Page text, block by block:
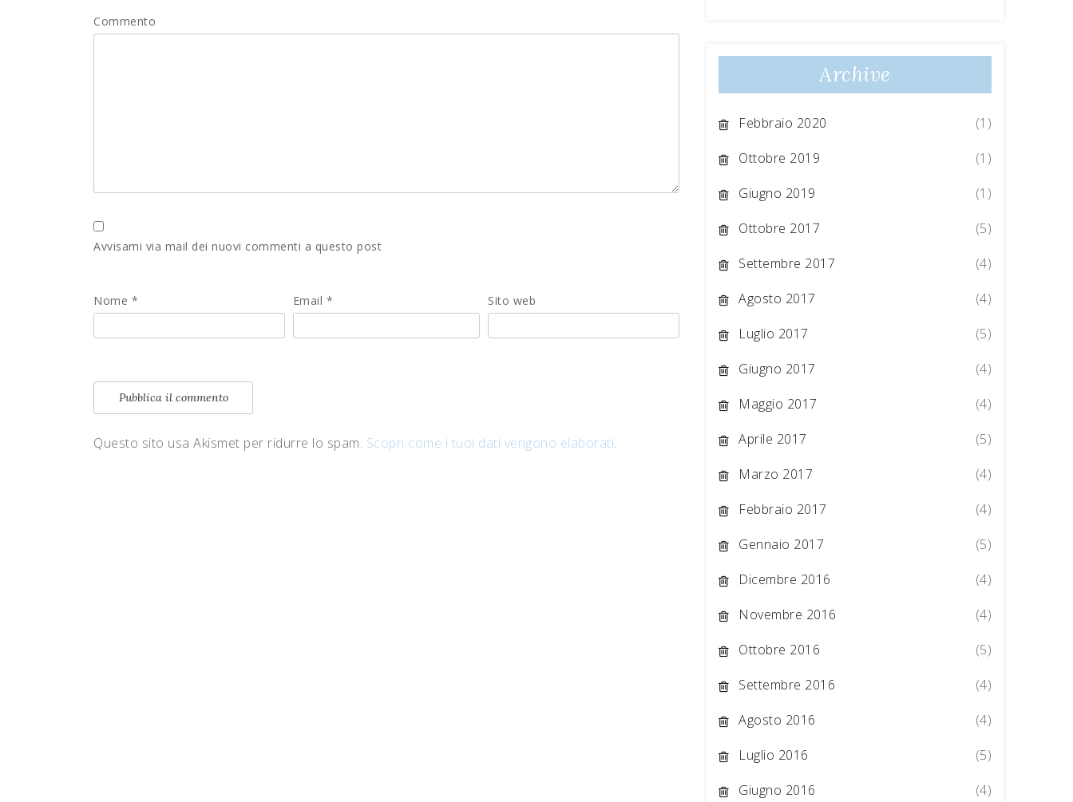
Commento
Avvisami via mail dei nuovi commenti a questo post
Nome * Email * Sito web
Questo sito usa Akismet per ridurre lo spam. Scopri come i tuoi dati vengono elaborati.
Archive
Febbraio 2020
(1)
Ottobre 2019
(1)
Giugno 2019
(1)
Ottobre 2017
(5)
Settembre 2017
(4)
Agosto 2017
(4)
Luglio 2017
(5)
Giugno 2017
(4)
Maggio 2017
(4)
Aprile 2017
(5)
Marzo 2017
(4)
Febbraio 2017
(4)
Gennaio 2017
(5)
Dicembre 2016
(4)
Novembre 2016
(4)
Ottobre 2016
(5)
Settembre 2016
(4)
Agosto 2016
(4)
Luglio 2016
(5)
Giugno 2016
(4)